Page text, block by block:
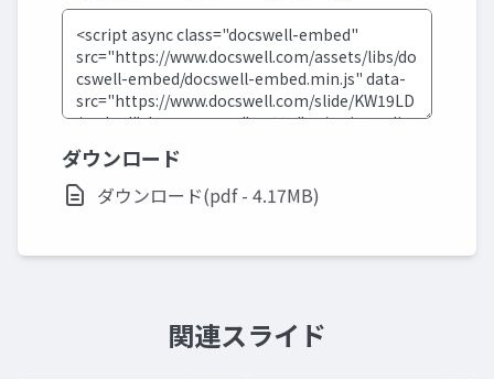
ダウンロード
ダウンロード(pdf - 4.17MB)
関連スライド